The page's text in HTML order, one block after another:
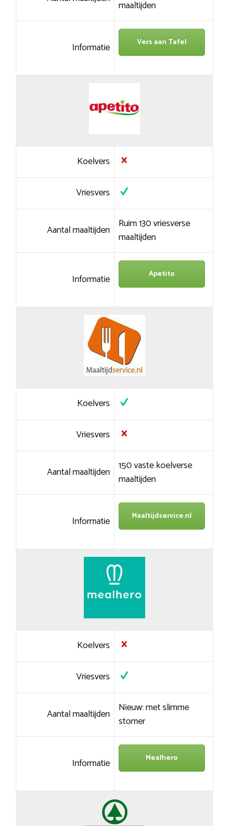
maaltijden
Informatie Vers aan Tafel
Koelvers
Vriesvers
Aantal maaltijden Ruim 130 vriesverse
maaltijden
Informatie Apetito
Koelvers
Vriesvers
Aantal maaltijden 150 vaste koelverse
maaltijden
Informatie Maaltijdservice.nl
Koelvers
Vriesvers
Aantal maaltijden Nieuw: met slimme
stomer
Informatie Mealhero